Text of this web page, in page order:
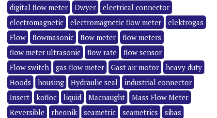
digital flow meter
Dwyer
electrical connector
electromagnetic
electromagnetic flow meter
elektrogas
Flow
flowmasonic flow meter
flow meters
flow meter ultrasonic
flow rate
flow sensor
Flow switch
gas flow meter Gast air motor
heavy duty
Hoods
housing Hydraulic seal
industrial connector
Insert
kofloc liquid Macnaught
Mass Flow Meter
Reversible
rheonik seametric seametrics sibas